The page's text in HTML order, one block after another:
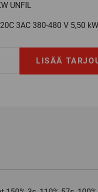
UNFIL
3AC 380-480 V 5,50
LISÄÄ